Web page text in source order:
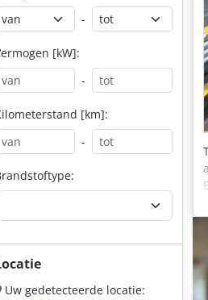
-
[kW]:
-
[km]:
-
Uw gedetecteerde locatie: